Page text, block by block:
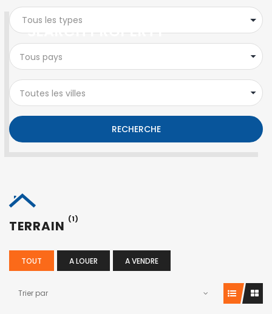
SEARCH PROPERTY
Tous pays
Toutes les villes
RECHERCHE
TERRAIN (1)
TOUT A LOUER A VENDRE
Trier par